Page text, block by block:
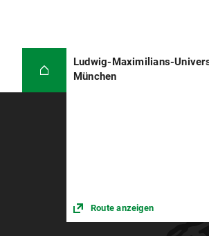
Ludwig-Maximilians-
München
Route anzeigen